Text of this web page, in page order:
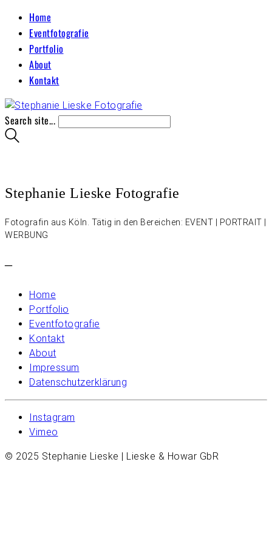
Home
Eventfotografie
Portfolio
About
Kontakt
Search site...
Stephanie Lieske Fotografie
Fotografin aus Köln. Tätig in den Bereichen: EVENT | PORTRAIT |
WERBUNG
–
Home
Portfolio
Eventfotografie
Kontakt
About
Impressum
Datenschutzerklärung
Instagram
Vimeo
© 2025 Stephanie Lieske | Lieske & Howar GbR